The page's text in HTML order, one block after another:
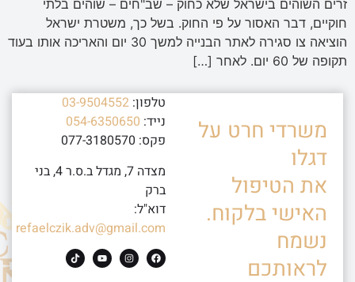
זרים השוהים בישראל שלא כחוק – שב"חים – שוהים בלתי
חוקיים, דבר האסור על פי החוק. בשל כך, משטרת ישראל
הוציאה צו סגירה לאתר הבנייה למשך 30 יום והאריכה אותו בעוד
תקופה של 60 יום. לאחר […]
משרדי חרט על
דגלו
את הטיפול
האישי בלקוח.
נשמח
לראותכם
טלפון: 03-9504552
נייד: 054-6350650
פקס: 077-3180570
מצדה 7, מגדל ב.ס.ר 4, בני
ברק
דוא"ל:
refaelczik.adv@gmail.com